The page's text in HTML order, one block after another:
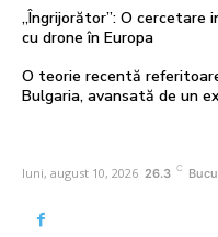
„Îngrijorător”: O cercetare
cu drone în Europa
O teorie recentă
Bulgaria, avansată de un
luni, august 10, 2026 26.3 C